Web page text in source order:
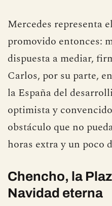
Mercedes representa
promovido entonces:
dispuesta a mediar,
Carlos, por su parte,
la España del
optimista y
obstáculo que no
horas extra y un poco
Chencho, la
Navidad eterna